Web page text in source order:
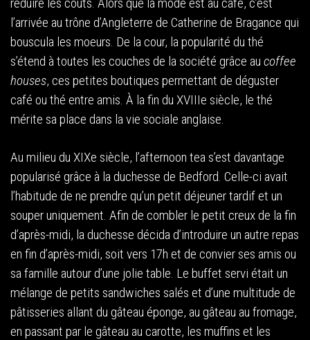
l’arrivée au trône d’Angleterre de Catherine de Bragance qui
bouscula les moeurs. De la cour, la popularité du thé
s’étend à toutes les couches de la société grâce au coffee
houses, ces petites boutiques permettant de déguster
café ou thé entre amis. À la fin du XVIIIe siècle, le thé
mérite sa place dans la vie sociale anglaise.
Au milieu du XIXe siècle, l’afternoon tea s’est davantage
popularisé grâce à la duchesse de Bedford. Celle-ci avait
l’habitude de ne prendre qu’un petit déjeuner tardif et un
souper uniquement. Afin de combler le petit creux de la fin
d’après-midi, la duchesse décida d’introduire un autre repas
en fin d’après-midi, soit vers 17h et de convier ses amis ou
sa famille autour d’une jolie table. Le buffet servi était un
mélange de petits sandwiches salés et d’une multitude de
pâtisseries allant du gâteau éponge, au gâteau au fromage,
en passant par le gâteau au carotte, les muffins et les